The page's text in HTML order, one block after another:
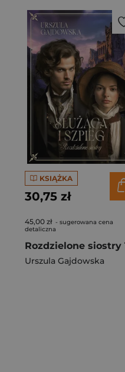
KSIĄŻKA
30,75 zł
45,00 zł - sugerowana cena
detaliczna
Urszula Gajdowska